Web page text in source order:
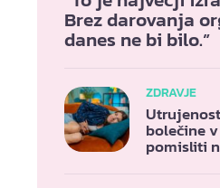
Brez darovanja
danes ne bi bilo.”
ZDRAVJE
bolečine
pomisliti